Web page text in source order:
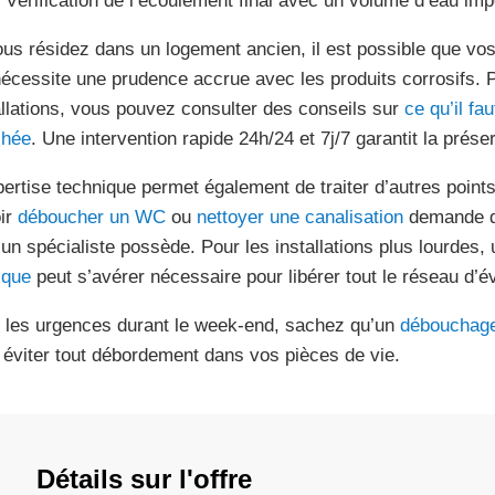
résidez dans un logement ancien, il est possible que
une prudence accrue avec les produits corrosifs.
vous pouvez consulter des conseils sur ce qu’il
. Une intervention rapide 24h/24 et 7j/7 garantit la
technique permet également de traiter d’autres
déboucher un WCou nettoyer une canalisationdemande
spécialiste possède. Pour les installations plus lourdes,
peut s’avérer nécessaire pour libérer tout le réseau
les urgences durant le week-end, sachez qu’un
tout débordement dans vos pièces de vie.
Détails sur l'offre